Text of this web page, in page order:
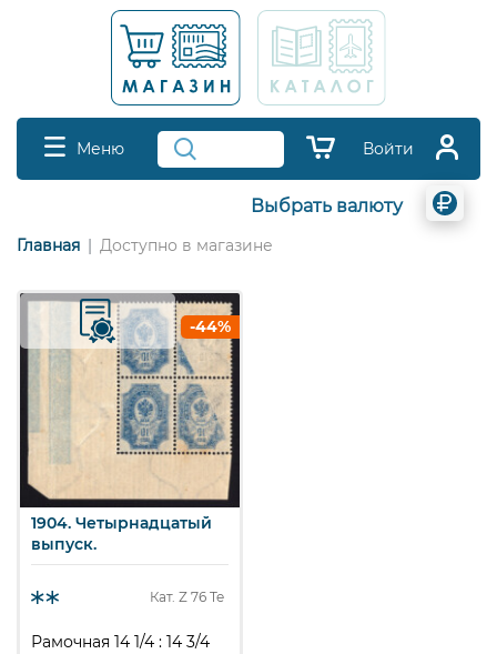
Меню Войти
Выбрать валюту
Главная Доступно в магазине
-44%
1904. Четырнадцатый
выпуск.
Кат. Z 76 Te
Рамочная 14 1/4 : 14 3/4